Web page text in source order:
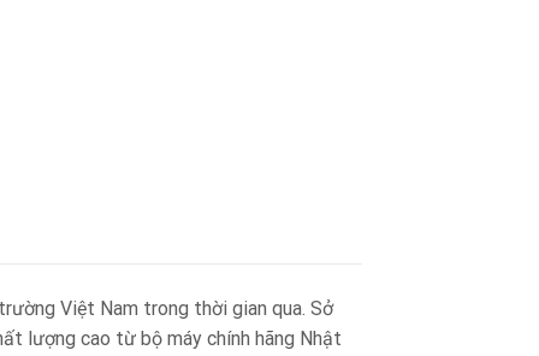
Việt Nam trong thời gian qua. Sở
lượng cao từ bộ máy chính hãng Nhật